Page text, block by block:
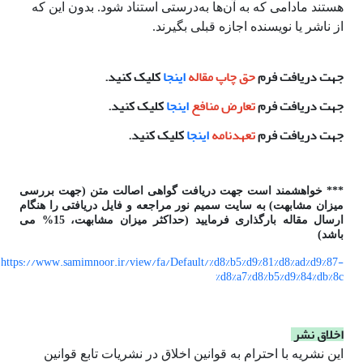
هستند مادامی که به آن‌ها به‌درستی استناد شود. بدون این که
از ناشر یا نویسنده اجازه قبلی بگیرند.
جهت دریافت فرمحق چاپ مقالهاینجاکلیک کنید.
جهت دریافت فرمتعارض منافعاینجاکلیک کنید.
جهت دریافت فرمتعهدنامهاینجاکلیک کنید.
*** خواهشمند است جهت دریافت گواهی اصالت متن (جهت بررسی
میزان مشابهت) به سایت سمیم نور مراجعه و فایل دریافتی را هنگام
ارسال مقاله بارگذاری فرمایید (حداکثر میزان مشابهت، 15% می
باشد)
https://www.samimnoor.ir/view/fa/Default/%d8%b5%d9%81%d8%ad%d9%87-
%d8%a7%d8%b5%d9%84%db%8c
اخلاق نشر
این نشریه با احترام به قوانین اخلاق در نشریات تابع قوانین